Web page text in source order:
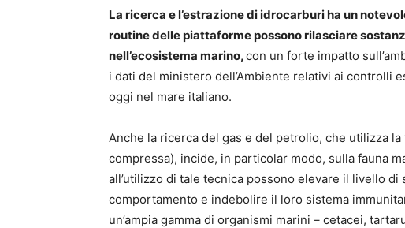
La ricerca e l’estrazione di idrocarburi ha un
routine delle piattaforme possono rilasciare
nell’ecosistema marino,con un forte impatto
i dati del ministero dell’Ambiente relativi ai controlli
oggi nel mare italiano.
Anche la ricerca del gas e del petrolio, che utilizza
compressa), incide, in particolar modo, sulla fauna
all’utilizzo di tale tecnica possono elevare il livello
comportamento e indebolire il loro sistema
un’ampia gamma di organismi marini – cetacei,